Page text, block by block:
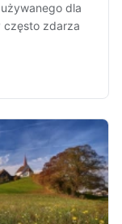
dla
często zdarza